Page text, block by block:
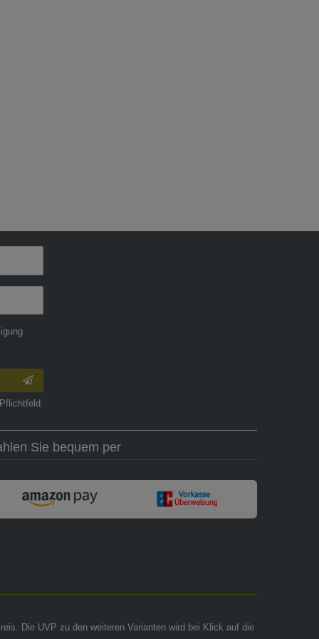
Sie bequem per
Die UVP zu den weiteren Varianten wird bei Klick auf die